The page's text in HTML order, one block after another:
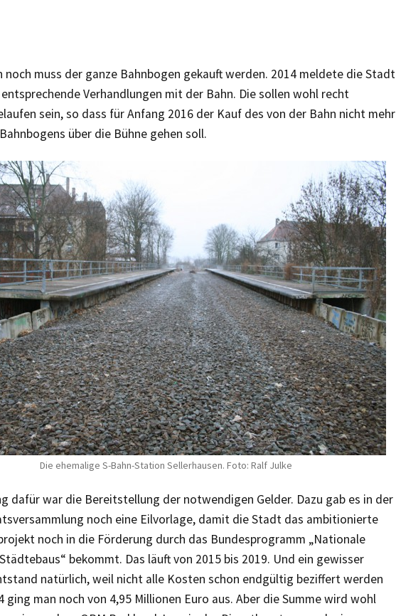
noch muss der ganze Bahnbogen gekauft werden. 2014 meldete die Stadt
Verhandlungen mit der Bahn. Die sollen wohl recht
sein, so dass für Anfang 2016 der Kauf des von der Bahn nicht mehr
über die Bühne gehen soll.
Die ehemalige S-Bahn-Station Sellerhausen. Foto: Ralf Julke
dafür war die Bereitstellung der notwendigen Gelder. Dazu gab es in der
noch eine Eilvorlage, damit die Stadt das ambitionierte
noch in die Förderung durch das Bundesprogramm „Nationale
bekommt. Das läuft von 2015 bis 2019. Und ein gewisser
natürlich, weil nicht alle Kosten schon endgültig beziffert werden
ging man noch von 4,95 Millionen Euro aus. Aber die Summe wird wohl